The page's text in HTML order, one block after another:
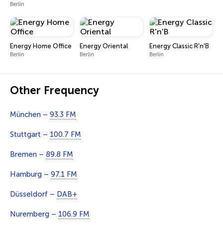
Berlin
Energy Home Office
Berlin
Energy Oriental
Berlin
Energy Classic R'n'B
Berlin
Other Frequency
München – 93.3 FM
Stuttgart – 100.7 FM
Bremen – 89.8 FM
Hamburg – 97.1 FM
Düsseldorf – DAB+
Nuremberg – 106.9 FM